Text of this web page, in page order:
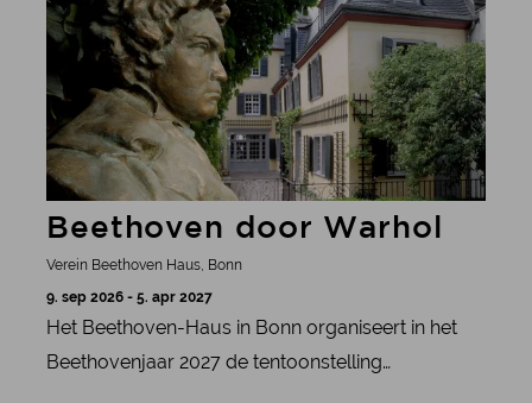
Beethoven door Warhol
Verein Beethoven Haus, Bonn
9. sep 2026 - 5. apr 2027
Het Beethoven-Haus in Bonn organiseert in het
Beethovenjaar 2027 de tentoonstelling